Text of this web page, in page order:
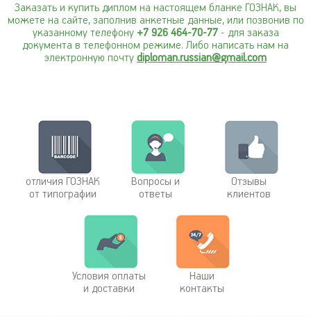
Заказать и купить диплом на настоящем бланке ГОЗНАК, вы
можете на сайте, заполнив анкетные данные, или позвонив по
указанному телефону +7 926 464-70-77- для заказа
документа в телефонном режиме. Либо написать нам на
электронную почту diploman.russian@gmail.com
отличия ГОЗНАК
от типографии
Вопросы и
ответы
Отзывы
клиентов
Условия оплаты
и доставки
Наши
контакты